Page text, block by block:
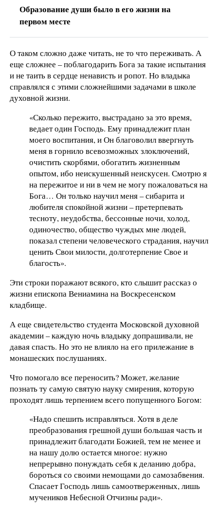
Образование души было в его жизни на
первом месте
О таком сложно даже читать, не то что переживать. А
еще сложнее – поблагодарить Бога за такие испытания
и не таить в сердце ненависть и ропот. Но владыка
справлялся с этими сложнейшими задачами в школе
духовной жизни.
«Сколько пережито, выстрадано за это время,
ведает один Господь. Ему принадлежит план
моего воспитания, и Он благоволил ввергнуть
меня в горнило всевозможных злоключений,
очистить скорбями, обогатить жизненным
опытом, ибо неискушенный неискусен. Смотрю я
на пережитое и ни в чем не могу пожаловаться на
Бога… Он только научил меня – сибарита и
любителя спокойной жизни – претерпевать
тесноту, неудобства, бессонные ночи, холод,
одиночество, общество чуждых мне людей,
показал степени человеческого страдания, научил
ценить Свои милости, долготерпение Свое и
благость».
Эти строки поражают всякого, кто слышит рассказ о
жизни епископа Вениамина на Воскресенском
кладбище.
А еще свидетельство студента Московской духовной
академии – каждую ночь владыку допрашивали, не
давая спасть. Но это не влияло на его прилежание в
монашеских послушаниях.
Что помогало все переносить? Может, желание
познать ту самую святую науку смирения, которую
проходят лишь терпением всего попущенного Богом:
«Надо спешить исправляться. Хотя в деле
преобразования грешной души большая часть и
принадлежит благодати Божией, тем не менее и
на нашу долю остается многое: нужно
непрерывно понуждать себя к деланию добра,
бороться со своими немощами до самозабвения.
Спасает Господь лишь самоотверженных, лишь
мучеников Небесной Отчизны ради».